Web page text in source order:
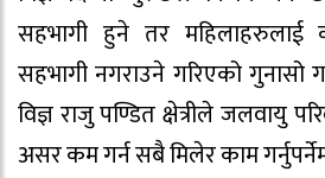
सहभागी हुने तर महिलाहरुलाई
सहभागी नगराउने गरिएको गुनासो
विज्ञ राजु पण्डित क्षेत्रीले जलवायु
असर कम गर्न सबै मिलेर काम